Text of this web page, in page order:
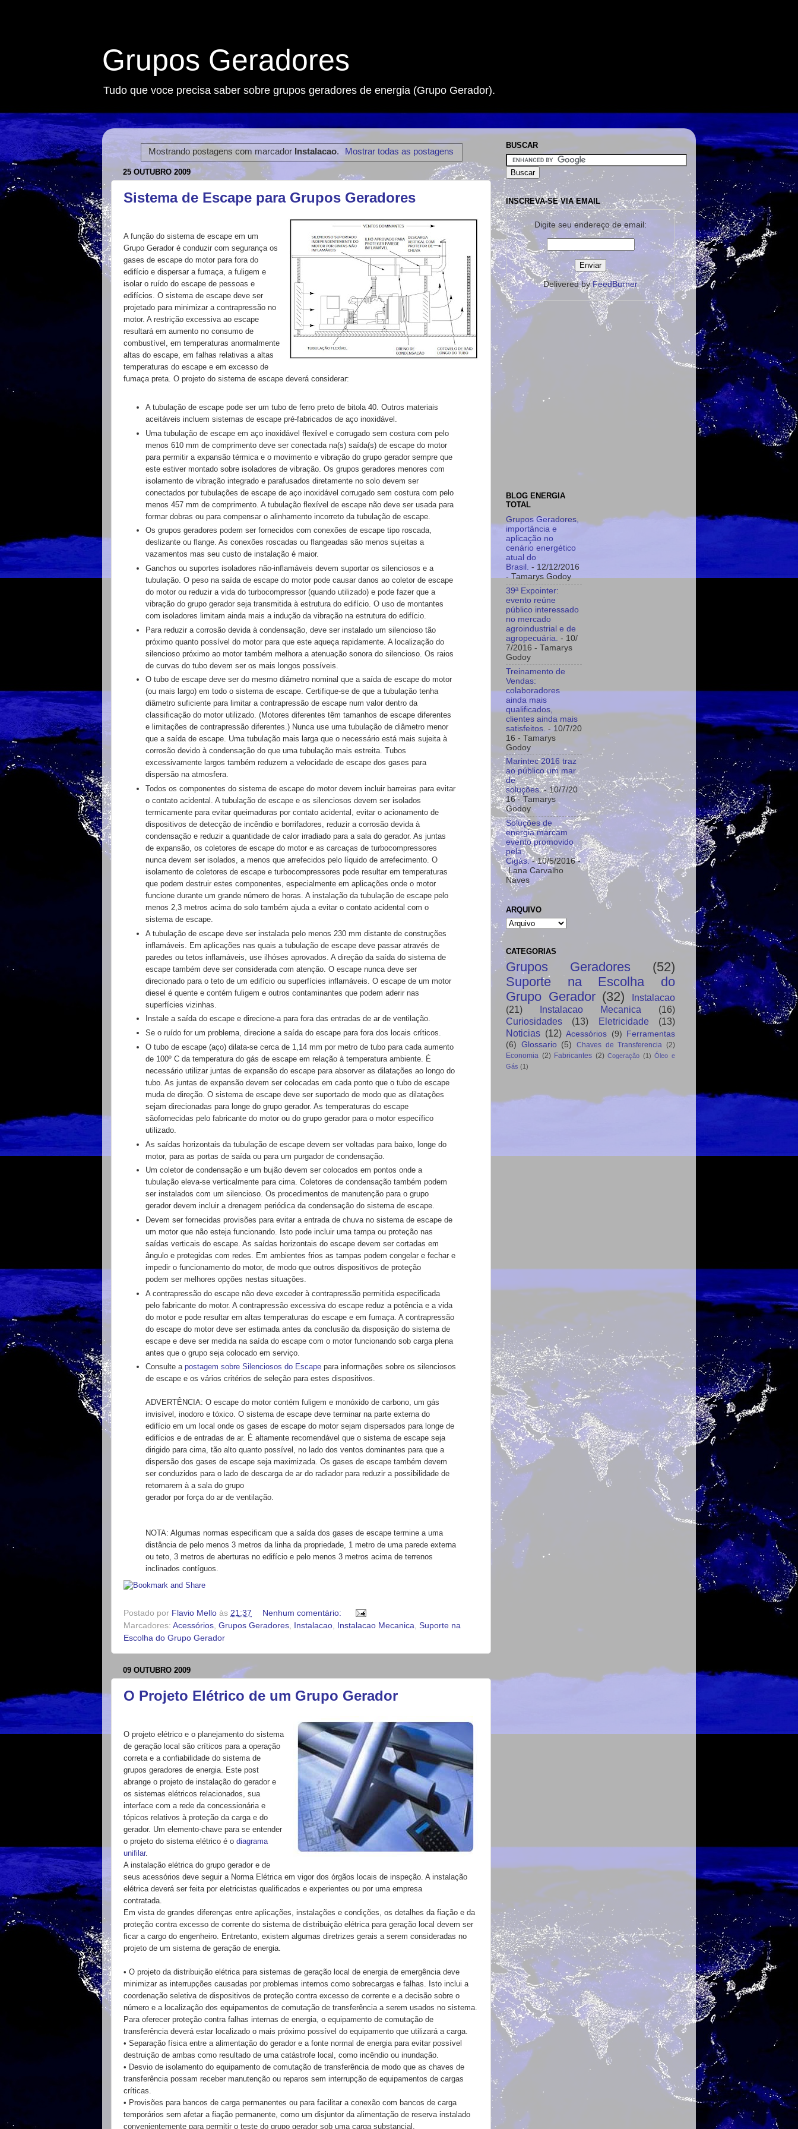
Grupos Geradores
Tudo que voce precisa saber sobre grupos geradores de energia (Grupo Gerador).
Mostrando postagens com marcador Instalacao. Mostrar todas as postagens
25 OUTUBRO 2009
Sistema de Escape para Grupos Geradores
A função do sistema de escape em um
Grupo Gerador é conduzir com segurança os
gases de escape do motor para fora do
edifício e dispersar a fumaça, a fuligem e
isolar o ruído do escape de pessoas e
edifícios. O sistema de escape deve ser
projetado para minimizar a contrapressão no
motor. A restrição excessiva ao escape
resultará em aumento no consumo de
combustível, em temperaturas anormalmente
altas do escape, em falhas relativas a altas
temperaturas do escape e em excesso de
fumaça preta. O projeto do sistema de escape deverá considerar:
A tubulação de escape pode ser um tubo de ferropreto de bitola 40. Outros materiais
aceitáveis incluemsistemas de escape pré-fabricados de aço inoxidável.
Uma tubulação de escape em aço inoxidável flexívele corrugado sem costura com pelo
menos 610 mmde comprimento deve ser conectada na(s)saída(s) de escape do motor
para permitir a expansãotérmica e o movimento e vibração do grupo geradorsempre que
este estiver montado sobre isoladores devibração. Os grupos geradores menores com
isolamento devibração integrado e parafusados diretamente no solodevem ser
conectados por tubulações de escape deaço inoxidável corrugado sem costura com pelo
menos457 mm de comprimento. A tubulação flexívelde escape não deve ser usada para
formar dobras oupara compensar o alinhamento incorreto da tubulaçãode escape.
Os grupos geradores podem ser fornecidos comconexões de escape tipo roscada,
deslizante ou flange.As conexões roscadas ou flangeadas são menossujeitas a
vazamentos mas seu custo de instalaçãoé maior.
Ganchos ou suportes isoladores não-inflamáveisdevem suportar ossilenciosos e a
tubulação. O peso na saída de escapedo motor pode causar danos ao coletor de escape
domotor ou reduzir a vida do turbocompressor (quando utilizado) e pode fazer que a
vibração do grupo geradorseja transmitida à estrutura do edifício. O uso demontantes
com isoladores limitam ainda mais aindução da vibração na estrutura do edifício.
Para reduzir a corrosão devida à condensação, deveser instalado um silencioso tão
próximo quantopossível do motor para que este aqueça rapidamente.A localização do
silencioso próximo ao motor tambémmelhora a atenuação sonora do silencioso. Os raios
de curvas do tubo devem ser os mais longos possíveis.
O tubo de escape deve ser do mesmo diâmetro nominalque a saída de escape do motor
(ou mais largo) emtodo o sistema de escape. Certifique-se de que atubulação tenha
diâmetro suficiente para limitar acontrapressão de escape num valor dentro da
classificação do motor utilizado. (Motores diferentestêm tamanhos de escape diferentes
e limitações decontrapressão diferentes.) Nunca use uma tubulaçãode diâmetro menor
que a saída de escape. Umatubulação mais larga que o necessário está maissujeita à
corrosão devido à condensação do que umatubulação mais estreita. Tubos
excessivamente largostambém reduzem a velocidade de escape dos gasespara
dispersão na atmosfera.
Todos os componentes do sistema de escape do motordevem incluir barreiras para evitar
o contato acidental.A tubulação de escape e os silenciosos devem serisolados
termicamente para evitar queimaduras porcontato acidental, evitar o acionamento de
dispositivosde detecção de incêndio e borrifadores, reduzir acorrosão devida à
condensação e reduzir a quantidadede calor irradiado para a sala do gerador. As juntas
deexpansão, os coletores de escape do motor e ascarcaças de turbocompressores
nunca devem serisolados, a menos que arrefecidos pelo líquido dearrefecimento. O
isolamento de coletores de escapee turbocompressores pode resultar em temperaturas
que podem destruir estes componentes, especialmente em aplicações onde o motor
funcionedurante um grande número de horas. A instalação datubulação de escape pelo
menos 2,3 metrosacima do solo também ajuda a evitar o contatoacidental com o
sistema de escape.
A tubulação de escape deve ser instalada pelo menos 230 mm distante de construções
inflamáveis.
Em aplicações nas quais a tubulação de escape devepassar através de
paredes ou tetos inflamáveis, useilhóses aprovados.A direção da saída do sistema de
escape tambémdeve ser considerada com atenção. O escape nunca deve ser
direcionado para o teto de um edifício ousuperfícies inflamáveis. O escape de um motor
diesel é quente e contém fuligem e outroscontaminantes que podem aderir nas
superfíciesvizinhas.
Instale a saída do escape e direcione-a para foradas entradas de ar de ventilação.
Se o ruído for um problema, direcione a saída doescape para fora dos locais críticos.
O tubo de escape (aço) dilata-se cerca de 1,14 mmpor metro de tubo para cada aumento
de 100º C datemperatura do gás de escape em relação àtemperatura ambiente . É
necessário utilizar juntas de expansão do escapepara absorver as dilatações ao longo do
tubo. Asjuntas de expansão devem ser colocadas em cadaponto que o tubo de escape
muda de direção. Osistema de escape deve ser suportado de modoque as dilatações
sejam direcionadas para longedo grupo gerador. As temperaturas do escape
sãofornecidas pelo fabricante do motor ou do grupogerador para o motor específico
utilizado.
As saídas horizontais da tubulação de escapedevem ser voltadas para baixo, longe do
motor, paraas portas de saída ou para um purgador decondensação.
Um coletor de condensação e um bujão devem sercolocados em pontos onde a
tubulação eleva-severticalmente para cima. Coletores de condensaçãotambém podem
ser instalados com um silencioso.Os procedimentos de manutenção para o grupo
gerador devem incluir a drenagem periódica dacondensação do sistema de escape.
Devem ser fornecidas provisões para evitar a entradade chuva no sistema de escape de
um motor quenão esteja funcionando. Isto pode incluir uma tampaou proteção nas
saídas verticais do escape . As saídas horizontais doescape devem ser cortadas em
ângulo e protegidascom redes. Em ambientes frios as tampas podemcongelar e fechar e
impedir o funcionamento domotor, de modo que outros dispositivos de proteção
podem ser melhores opções nestas situações.
A contrapressão do escape não deve exceder àcontrapressão permitida especificada
pelo fabricantedo motor. A contrapressão excessiva do escapereduz a potência e a vida
do motor e pode resultarem altas temperaturas do escape e em fumaça. Acontrapressão
do escape do motor deve serestimada antes da conclusão da disposição dosistema de
escape e deve ser medida na saída doescape com o motor funcionando sob carga plena
antes que o grupo seja colocado em serviço.
Consulte apostagem sobre Silenciosos do Escape para informações sobreos silenciosos
de escape e os vários critérios deseleção para estes dispositivos.
ADVERTÊNCIA: O escape do motor contém fuligem emonóxido de carbono, um gás
invisível, inodoro e tóxico. Osistema de escape deve terminar na parte externa do
edifícioem um local onde os gases de escape do motor sejamdispersados para longe de
edifícios e de entradas de ar. Éaltamente recomendável que o sistema de escape seja
dirigidopara cima, tão alto quanto possível, no lado dos ventosdominantes para que a
dispersão dos gases de escape sejamaximizada. Os gases de escape também devem
serconduzidos para o lado de descarga de ar do radiador parareduzir a possibilidade de
retornarem à a sala do grupo
gerador por força do ar de ventilação.
NOTA: Algumas normas especificam que a saída dos gasesde escape termine a uma
distância de pelo menos 3 metrosda linha da propriedade, 1 metro de umaparede externa
ou teto, 3 metros de aberturas noedifício e pelo menos 3 metros acima de terrenos
inclinados contíguos.
Postado por Flavio Mello às 21:37
Nenhum comentário:
Marcadores: Acessórios Grupos Geradores Instalacao Instalacao Mecanica Suporte na
Escolha do Grupo Gerador
09 OUTUBRO 2009
O Projeto Elétrico de um Grupo Gerador
O projeto elétrico e o planejamento do sistema
de geração local são críticos para a operação
correta e a confiabilidade do sistema de
grupos geradores de energia. Este post
abrange o projeto de instalação do gerador e
os sistemas elétricos relacionados, sua
interface com a rede da concessionária e
tópicos relativos à proteção da carga e do
gerador. Um elemento-chave para se entender
o projeto do sistema elétrico é o diagrama
unifilar.
A instalação elétrica do grupo gerador e de
seus acessórios deve seguir a Norma Elétrica em vigor dos órgãos locais de inspeção. A instalação
elétrica deverá ser feita por eletricistas qualificados e experientes ou por uma empresa
contratada.
Em vista de grandes diferenças entre aplicações, instalações e condições, os detalhes da fiação e da
proteção contra excesso de corrente do sistema de distribuição elétrica para geração local devem ser
ficar a cargo do engenheiro. Entretanto, existem algumas diretrizes gerais a serem consideradas no
projeto de um sistema de geração de energia.
• O projeto da distribuição elétrica para sistemas de geração local de energia de emergência deve
minimizar as interrupções causadas por problemas internos como sobrecargas e falhas. Isto inclui a
coordenação seletiva de dispositivos de proteção contra excesso de corrente e a decisão sobre o
número e a localização dos equipamentos de comutação de transferência a serem usados no sistema.
Para oferecer proteção contra falhas internas de energia, o equipamento de comutação de
transferência deverá estar localizado o mais próximo possível do equipamento que utilizará a carga.
• Separação física entre a alimentação do gerador e a fonte normal de energia para evitar possível
destruição de ambas como resultado de uma catástrofe local, como incêndio ou inundação.
• Desvio de isolamento do equipamento de comutação de transferência de modo que as chaves de
transferência possam receber manutenção ou reparos sem interrupção de equipamentos de cargas
críticas.
• Provisões para bancos de carga permanentes ou para facilitar a conexão com bancos de carga
temporários sem afetar a fiação permanente, como um disjuntor da alimentação de reserva instalado
convenientemente para permitir o teste do grupo gerador sob uma carga substancial.
BUSCAR
INSCREVA-SE VIA EMAIL
Digite seu endereço de email:
Delivered byFeedBurner
BLOG ENERGIA
TOTAL
Grupos Geradores,
importância e
aplicação no
cenário energético
atual do
Brasil. - 12/12/2016
- Tamarys Godoy
39ª Expointer:
evento reúne
público interessado
no mercado
agroindustrial e de
agropecuária. - 10/
7/2016 - Tamarys
Godoy
Treinamento de
Vendas:
colaboradores
ainda mais
qualificados,
clientes ainda mais
satisfeitos. - 10/7/20
16 - Tamarys
Godoy
Marintec 2016 traz
ao público um mar
de
soluções.- 10/7/20
16- Tamarys
Godoy
Soluções de
energia marcam
evento promovido
pela
Cigás.- 10/5/2016-
Lana Carvalho
Naves
ARQUIVO
CATEGORIAS
Grupos Geradores
(52)
Suporte na Escolha do
Grupo Gerador (32)
Instalacao
(21)
Instalacao Mecanica
(16)
Curiosidades
(13) Eletricidade
(13)
Noticias (12) Acessórios (9)
Ferramentas
(6) Glossario (5) Chaves de Transferencia (2)
Economia (2) Fabricantes (2) Cogeração (1) Óleo e
Gás (1)